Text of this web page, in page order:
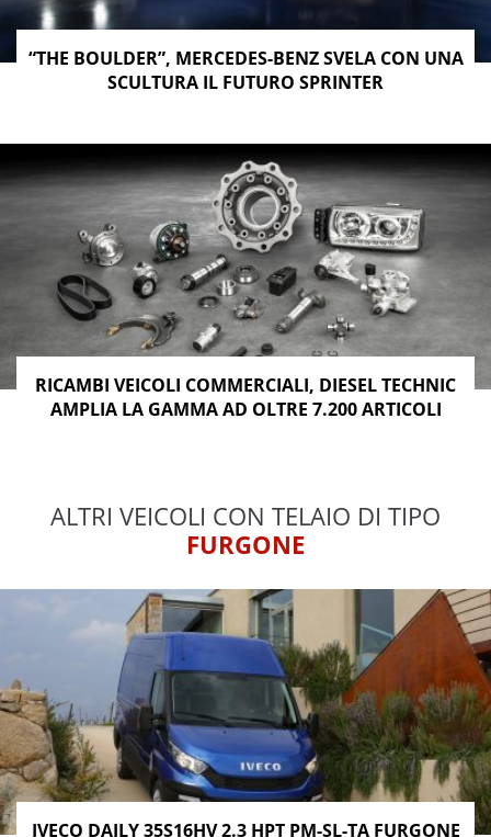
“THE BOULDER”, MERCEDES-BENZ SVELA CON UNA
SCULTURA IL FUTURO SPRINTER
RICAMBI VEICOLI COMMERCIALI, DIESEL TECHNIC
AMPLIA LA GAMMA AD OLTRE 7.200 ARTICOLI
ALTRI VEICOLI CON TELAIO DI TIPO
FURGONE
IVECO DAILY 35S16HV 2.3 HPT PM-SL-TA FURGONE